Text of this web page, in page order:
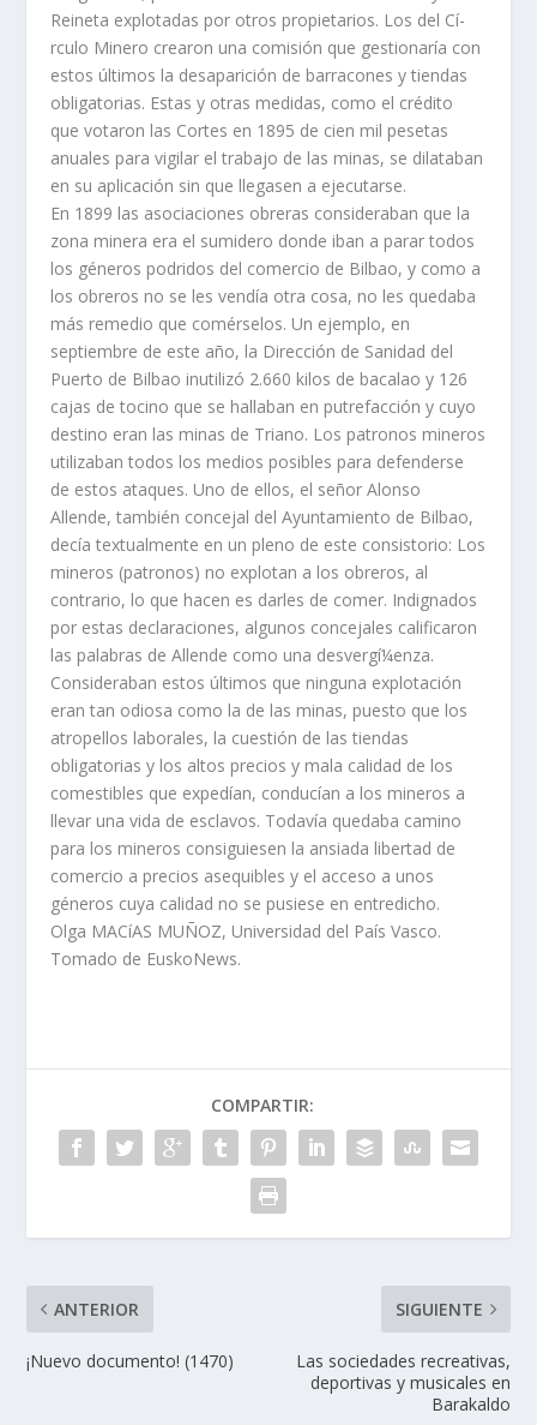
Reineta explotadas por otros propietarios. Los del Cí­
rculo Minero crearon una comisión que gestionarí­a con
estos últimos la desaparición de barracones y tiendas
obligatorias. Estas y otras medidas, como el crédito
que votaron las Cortes en 1895 de cien mil pesetas
anuales para vigilar el trabajo de las minas, se dilataban
en su aplicación sin que llegasen a ejecutarse.
En 1899 las asociaciones obreras consideraban que la
zona minera era el sumidero donde iban a parar todos
los géneros podridos del comercio de Bilbao, y como a
los obreros no se les vendí­a otra cosa, no les quedaba
más remedio que comérselos. Un ejemplo, en
septiembre de este año, la Dirección de Sanidad del
Puerto de Bilbao inutilizó 2.660 kilos de bacalao y 126
cajas de tocino que se hallaban en putrefacción y cuyo
destino eran las minas de Triano. Los patronos mineros
utilizaban todos los medios posibles para defenderse
de estos ataques. Uno de ellos, el señor Alonso
Allende, también concejal del Ayuntamiento de Bilbao,
decí­a textualmente en un pleno de este consistorio: Los
mineros (patronos) no explotan a los obreros, al
contrario, lo que hacen es darles de comer. Indignados
por estas declaraciones, algunos concejales calificaron
las palabras de Allende como una desvergí¼enza.
Consideraban estos últimos que ninguna explotación
eran tan odiosa como la de las minas, puesto que los
atropellos laborales, la cuestión de las tiendas
obligatorias y los altos precios y mala calidad de los
comestibles que expedí­an, conducí­an a los mineros a
llevar una vida de esclavos. Todaví­a quedaba camino
para los mineros consiguiesen la ansiada libertad de
comercio a precios asequibles y el acceso a unos
géneros cuya calidad no se pusiese en entredicho.
Olga MACíAS MUÑOZ, Universidad del Paí­s Vasco.
Tomado de EuskoNews.
COMPARTIR:
ANTERIOR
¡Nuevo documento! (1470)
SIGUIENTE
Las sociedades recreativas,
deportivas y musicales en
Barakaldo